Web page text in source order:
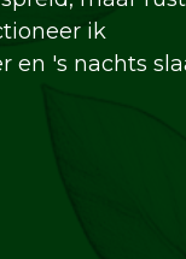
ik
's nachts slaap